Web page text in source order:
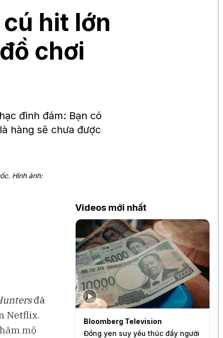
hit lớn
chơi
đình đám: Bạn có
hàng sẽ chưa được
Hình ảnh:
đã
Netflix.
mộ
Videos mới nhất
thấy người tiêu
Bloomberg Television
Đồng yen suy yếu thúc đẩy người